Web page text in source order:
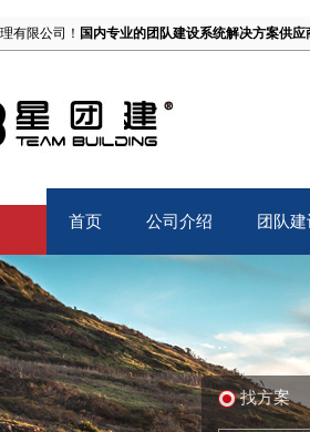
有限公司！ 国内专业的团队建设系统解决方案供应
首页 公司介绍
About
团队
找方案